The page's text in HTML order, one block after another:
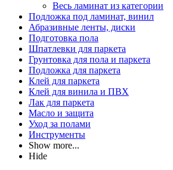
Весь ламинат из категории
Подложка под ламинат, винил
Абразивные ленты, диски
Подготовка пола
Шпатлевки для паркета
Грунтовка для пола и паркета
Подложка для паркета
Клей для паркета
Клей для винила и ПВХ
Лак для паркета
Масло и защита
Уход за полами
Инструменты
Show more...
Hide